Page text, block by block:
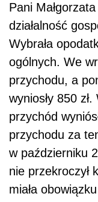
Pani
działalność
Wybrała
ogólnych. We
przychodu, a
wyniosły 850
przychód
przychodu za
w październiku
nie przekroczył
miała